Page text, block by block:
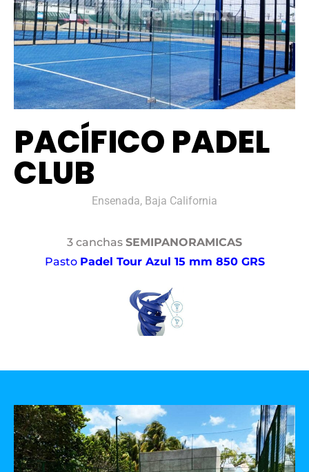
PACÍFICO PADEL
CLUB
Ensenada, Baja California
3 canchas SEMIPANORAMICAS
Pasto Padel Tour Azul 15 mm 850 GRS